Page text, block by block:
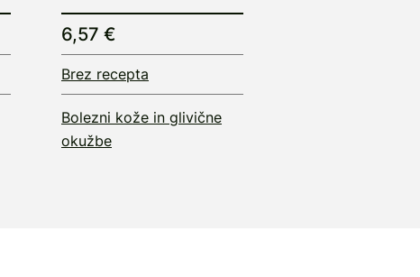
6,57 €
Brez recepta
Bolezni kože in glivične
okužbe